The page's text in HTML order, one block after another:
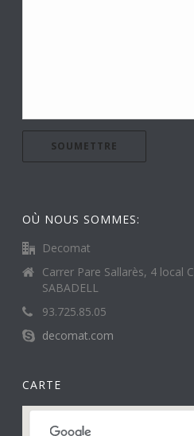
OÙ NOUS SOMMES:
Decomat
Carrer Pare Sallarès, 4 local C
SABADELL
93.725.85.05
decomat.com
CARTE